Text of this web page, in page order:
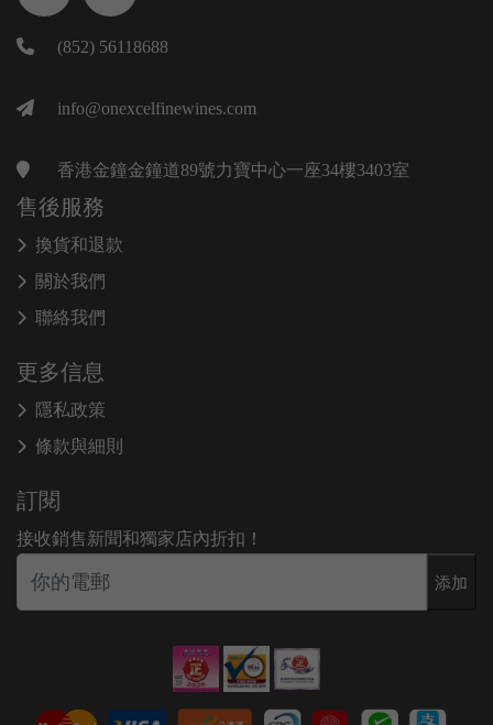
(852) 56118688
info@onexcelfinewines.com
香港金鐘金鐘道89號力寶中心一座34樓3403室
售後服務
換貨和退款
關於我們
聯絡我們
更多信息
隱私政策
條款與細則
訂閱
接收銷售新聞和獨家店內折扣！
添加